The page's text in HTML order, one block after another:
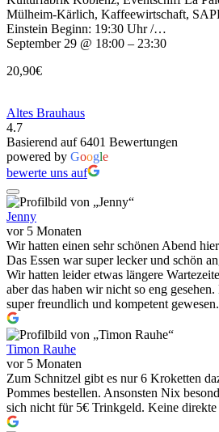
Mülheim-Kärlich, Kaffeewirtschaft,
Einstein Beginn: 19:30 Uhr /…
September 29 @ 18:00 – 23:30
20,90€
Altes Brauhaus
4.7
Basierend auf 6401 Bewertungen
powered by Google
bewerte uns auf
Jenny
vor 5 Monaten
Wir hatten einen sehr schönen Abend
Das Essen war super lecker und schön
Wir hatten leider etwas längere
aber das haben wir nicht so eng
super freundlich und kompetent
Timon Rauhe
vor 5 Monaten
Zum Schnitzel gibt es nur 6 Kroketten
Pommes bestellen. Ansonsten Nix
sich nicht für 5€ Trinkgeld. Keine